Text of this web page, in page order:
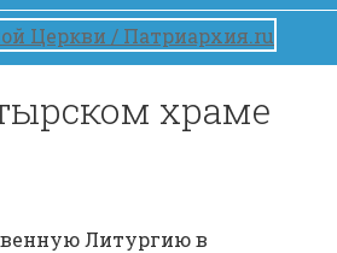
храме
Литургию в